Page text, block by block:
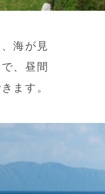
海が見
、昼間
ます。